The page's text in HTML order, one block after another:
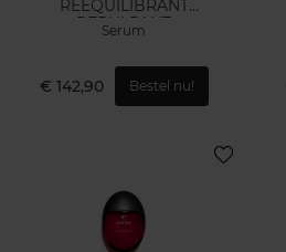
RÉÉQUILIBRANT
REPULPANT
Serum
€ 142,90 Bestel nu!